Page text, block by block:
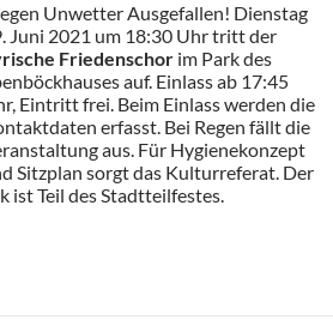
Unwetter Ausgefallen! Dienstag
Juni 2021 um 18:30 Uhr tritt der
Friedenschor im Park des
auf. Einlass ab 17:45
Eintritt frei. Beim Einlass werden die
erfasst. Bei Regen fällt die
aus. Für Hygienekonzept
Sitzplan sorgt das Kulturreferat. Der
ist Teil des Stadtteilfestes.
Pasing